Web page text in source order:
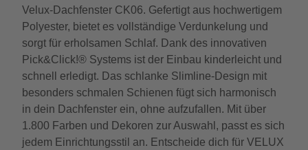
Velux-Dachfenster CK06. Gefertigt aus hochwertigem
Polyester, bietet es vollständige Verdunkelung und
sorgt für erholsamen Schlaf. Dank des innovativen
Pick&Click!® Systems ist der Einbau kinderleicht und
schnell erledigt. Das schlanke Slimline-Design mit
besonders schmalen Schienen fügt sich harmonisch
in dein Dachfenster ein, ohne aufzufallen. Mit über
1.800 Farben und Dekoren zur Auswahl, passt es sich
jedem Einrichtungsstil an. Entscheide dich für VELUX